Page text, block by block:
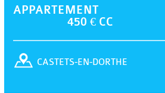
APPARTEMENT
450 € CC
CASTETS-EN-DORTHE